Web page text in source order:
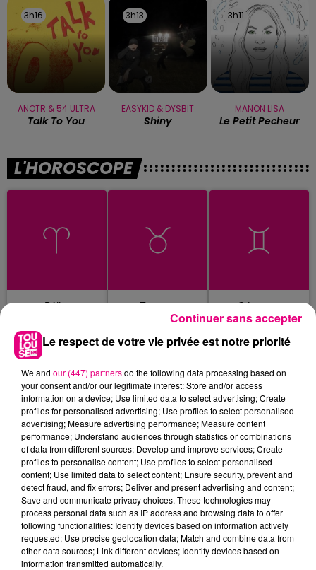
3h16
3h16
ANOTR & 54 ULTRA
Talk To You
3h13
3h13
EASYKID & DYSBIT
Shiny
3h11
3h11
MANON LISA
Le Petit Pecheur
L'HOROSCOPE
Bélier Taureau Gémeaux
Cancer Lion Vierge
Balance Scorpion Sagittaire
Le respect de votre vie privée est notre priorité
We and our (447) partnersdo the following data processing based on
your consent and/or our legitimate interest: Store and/or access
information on a device; Use limited data to select advertising; Create
profiles for personalised advertising; Use profiles to select personalised
advertising; Measure advertising performance; Measure content
performance; Understand audiences through statistics or combinations
of data from different sources; Develop and improve services; Create
profiles to personalise content; Use profiles to select personalised
content; Use limited data to select content; Ensure security, prevent and
detect fraud, and fix errors; Deliver and present advertising and content;
Save and communicate privacy choices. These technologies may
process personal data such as IP address and browsing data to offer
following functionalities: Identify devices based on information actively
requested; Use precise geolocation data; Match and combine data from
other data sources; Link different devices; Identify devices based on
information transmitted automatically.
Continuer sans accepter